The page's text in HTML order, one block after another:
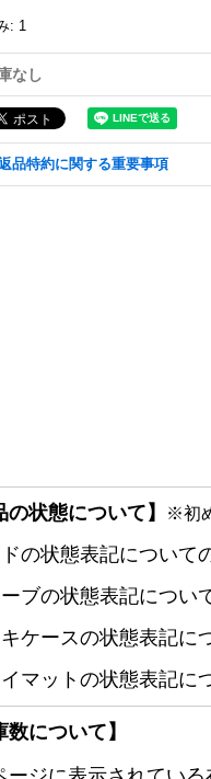
: 1
なし
品特約に関する重要事項
の状態について】 ※初
の状態表記について
ブの状態表記につい
ケースの状態表記に
マットの状態表記に
数について】